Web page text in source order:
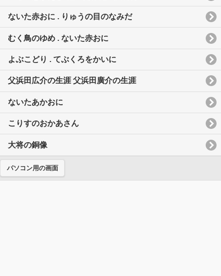
ないた赤おに . りゅうの目のなみだ
むく鳥のゆめ . ないた赤おに
よぶこどり . てぶくろをかいに
父浜田広介の生涯 父浜田廣介の生涯
ないたあかおに
こりすのおかあさん
大将の銅像
パソコン用の画面